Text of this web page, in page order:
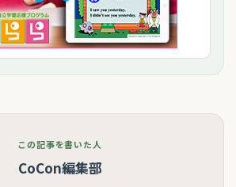
この記事を書いた人
CoCon編集部